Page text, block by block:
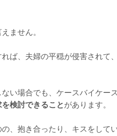
ません。
ば、夫婦の平穏が侵害されて
い場合でも、ケースバイケー
検討できることがあります。
、抱き合ったり、キスをして